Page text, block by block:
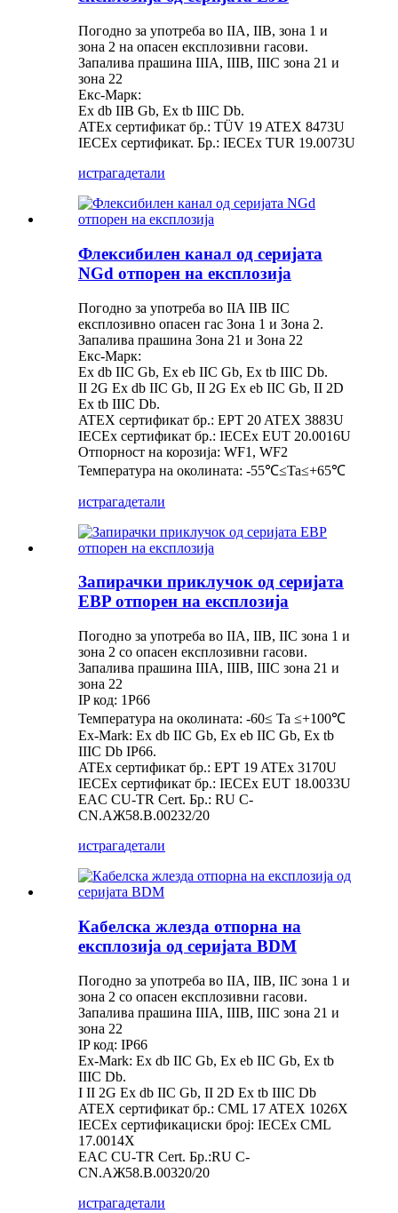
Погодно за употреба во IIA, IIB, зона 1 и
зона 2 на опасен експлозивни гасови.
Запалива прашина IIIA, IIIB, IIIC зона 21 и
зона 22
Екс-Марк:
Ex db IIB Gb, Ex tb IIIC Db.
ATEx сертификат бр.: TÜV 19 ATEX 8473U
IECEx сертификат. Бр.: IECEx TUR 19.0073U
истрагадетали
Флексибилен канал од серијата
NGd отпорен на експлозија
Погодно за употреба во IIA IIB IIC
експлозивно опасен гас Зона 1 и Зона 2.
Запалива прашина Зона 21 и Зона 22
Екс-Марк:
Ex db IIC Gb, Ex eb IIC Gb, Ex tb IIIC Db.
II 2G Ex db IIC Gb, II 2G Ex eb IIC Gb, II 2D
Ex tb IIIC Db.
ATEX сертификат бр.: EPT 20 ATEX 3883U
IECEx сертификат бр.: IECEx EUT 20.0016U
Отпорност на корозија: WF1, WF2
Температура на околината: -55℃≤Ta≤+65℃
истрагадетали
Запирачки приклучок од серијата
EBP отпорен на експлозија
Погодно за употреба во IIA, IIB, IIC зона 1 и
зона 2 со опасен експлозивни гасови.
Запалива прашина IIIA, IIIB, IIIC зона 21 и
зона 22
IP код: 1P66
Температура на околината: -60≤ Ta ≤+100℃
Ex-Mark: Ex db IIC Gb, Ex eb IIC Gb, Ex tb
IIIC Db IP66.
ATEx сертификат бр.: EPT 19 ATEx 3170U
IECEx сертификат бр.: IECEx EUT 18.0033U
EAC CU-TR Cert. Бр.: RU C-
CN.AЖ58.B.00232/20
истрагадетали
Кабелска жлезда отпорна на
експлозија од серијата BDM
Погодно за употреба во IIA, IIB, IIC зона 1 и
зона 2 со опасен експлозивни гасови.
Запалива прашина IIIA, IIIB, IIIC зона 21 и
зона 22
IP код: IP66
Ex-Mark: Ex db IIC Gb, Ex eb IIC Gb, Ex tb
IIIC Db.
I II 2G Ex db IIC Gb, II 2D Ex tb IIIC Db
ATEX сертификат бр.: CML 17 ATEX 1026X
IECEx сертификациски број: IECEx CML
17.0014X
EAC CU-TR Cert. Бр.:RU C-
CN.AЖ58.B.00320/20
истрагадетали